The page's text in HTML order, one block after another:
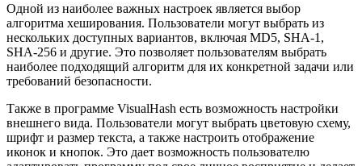
Одной из наиболее важных настроек является выбор
алгоритма хеширования. Пользователи могут выбрать из
нескольких доступных вариантов, включая MD5, SHA-1,
SHA-256 и другие. Это позволяет пользователям выбрать
наиболее подходящий алгоритм для их конкретной задачи или
требований безопасности.
Также в программе VisualHash есть возможность настройки
внешнего вида. Пользователи могут выбрать цветовую схему,
шрифт и размер текста, а также настроить отображение
иконок и кнопок. Это дает возможность пользователю